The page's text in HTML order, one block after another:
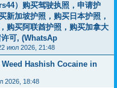
）购买驾驶执照，申请护
新加坡护照，购买日本护照，
购买阿联酋护照，购买加拿大
可, (WhatsAp
июл 2026, 21:48
Weed Hashish Cocaine in
2026, 18:48